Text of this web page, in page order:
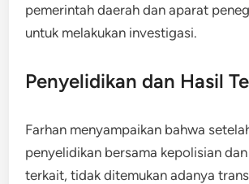
pemerintah daerah dan aparat
untuk melakukan investigasi.
Penyelidikan dan Hasil
Farhan menyampaikan bahwa
penyelidikan bersama kepolisian
terkait, tidak ditemukan adanya